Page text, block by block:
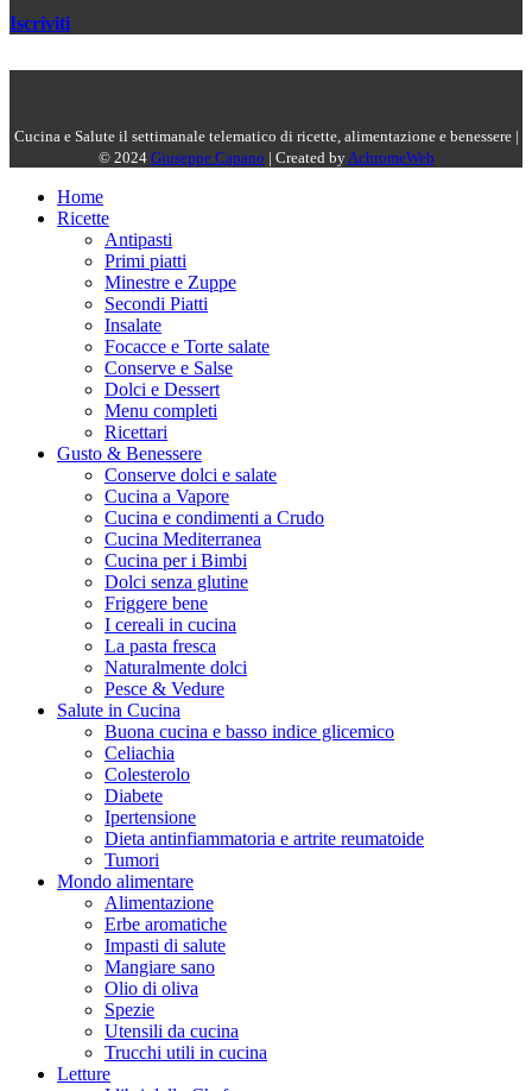
Iscriviti
Cucina e Salute il settimanale telematico di ricette, alimentazione e benessere |
© 2024 Giuseppe Capano | Created by AchromeWeb
Home
Ricette
Antipasti
Primi piatti
Minestre e Zuppe
Secondi Piatti
Insalate
Focacce e Torte salate
Conserve e Salse
Dolci e Dessert
Menu completi
Ricettari
Gusto & Benessere
Conserve dolci e salate
Cucina a Vapore
Cucina e condimenti a Crudo
Cucina Mediterranea
Cucina per i Bimbi
Dolci senza glutine
Friggere bene
I cereali in cucina
La pasta fresca
Naturalmente dolci
Pesce & Vedure
Salute in Cucina
Buona cucina e basso indice glicemico
Celiachia
Colesterolo
Diabete
Ipertensione
Dieta antinfiammatoria e artrite reumatoide
Tumori
Mondo alimentare
Alimentazione
Erbe aromatiche
Impasti di salute
Mangiare sano
Olio di oliva
Spezie
Utensili da cucina
Trucchi utili in cucina
Letture